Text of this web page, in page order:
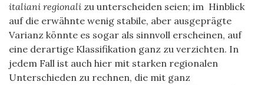
italiani regionali zu unterscheiden seien; im Hinblick
auf die erwähnte wenig stabile, aber ausgeprägte
Varianz könnte es sogar als sinnvoll erscheinen, auf
eine derartige Klassifikation ganz zu verzichten. In
jedem Fall ist auch hier mit starken regionalen
Unterschieden zu rechnen, die mit ganz